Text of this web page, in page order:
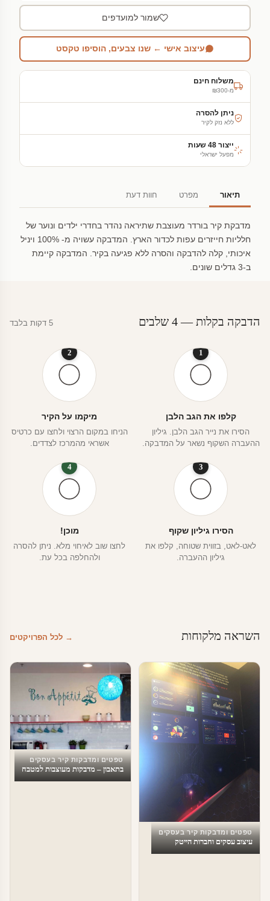
שמור למועדפים
עיצוב אישי ← שנו צבעים, הוסיפו טקסט
משלוח חינם
מ-₪300
ניתן להסרה
ללא נזק לקיר
ייצור 48 שעות
מפעל ישראלי
תיאור מפרט חוות דעת
מדבקת קיר בורדר מעוצבת שתיראה נהדר בחדרי ילדים ונוער של
חלליות חייזרים עפות לכדור הארץ. המדבקה עשויה מ- 100% ויניל
איכותי, קלה להדבקה והסרה ללא פגיעה בקיר. המדבקה קיימת
ב-3 גדלים שונים.
הדבקה בקלות — 4 שלבים 5 דקות בלבד
1
קלפו את הגב הלבן
הסירו את נייר הגב הלבן. גיליון
ההעברה השקוף נשאר על המדבקה.
2
מיקמו על הקיר
הניחו במקום הרצוי ולחצו עם כרטיס
אשראי מהמרכז לצדדים.
3
הסירו גיליון שקוף
לאט-לאט, בזווית שטוחה, קלפו את
גיליון ההעברה.
4
מוכן!
לחצו שוב לאיחוי מלא. ניתן להסרה
ולהחלפה בכל עת.
השראה מלקוחות → לכל הפרויקטים
טפטים ומדבקות קיר בעסקים
עיצוב עסקים וחברות הייטק
טפטים ומדבקות קיר בעסקים
בתאבון – מדבקות מעוצבות למטבח